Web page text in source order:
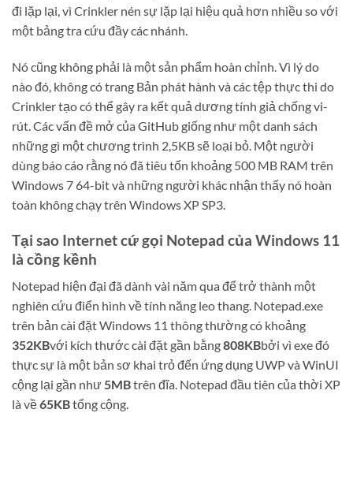
đi lặp lại, vì Crinkler nén sự lặp lại hiệu quả hơn nhiều so với
một bảng tra cứu đầy các nhánh.
Nó cũng không phải là một sản phẩm hoàn chỉnh. Vì lý do
nào đó, không có trang Bản phát hành và các tệp thực thi do
Crinkler tạo có thể gây ra kết quả dương tính giả chống vi-
rút. Các vấn đề mở của GitHub giống như một danh sách
những gì một chương trình 2,5KB sẽ loại bỏ. Một người
dùng báo cáo rằng nó đã tiêu tốn khoảng 500 MB RAM trên
Windows 7 64-bit và những người khác nhận thấy nó hoàn
toàn không chạy trên Windows XP SP3.
Tại sao Internet cứ gọi Notepad của Windows 11
là cồng kềnh
Notepad hiện đại đã dành vài năm qua để trở thành một
nghiên cứu điển hình về tính năng leo thang. Notepad.exe
trên bản cài đặt Windows 11 thông thường có khoảng
352KBvới kích thước cài đặt gần bằng808KBbởi vì exe đó
thực sự là một bản sơ khai trỏ đến ứng dụng UWP và WinUI
cộng lại gần như5MBtrên đĩa. Notepad đầu tiên của thời XP
là về65KBtổng cộng.